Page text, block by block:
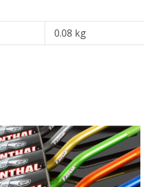
0.08 kg